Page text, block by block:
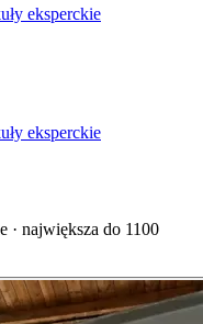
eksperckie
eksperckie
· największa do 1100